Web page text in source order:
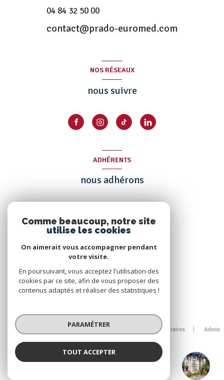
TEAM MARSEILLE PRADO-EUROMED
04 84 32 50 00
contact@prado-euromed.com
NOS RÉSEAUX
nous suivre
ADHÉRENTS
nous adhérons
© 2026 | Tous droits réservés
Nos honoraires
Admin
Réalisé par :
Comme beaucoup, notre site
utilise les cookies
On aimerait vous accompagner pendant
votre visite.
En poursuivant, vous acceptez l'utilisation des
cookies par ce site, afin de vous proposer des
contenus adaptés et réaliser des statistiques !
PARAMÉTRER
TOUT ACCEPTER